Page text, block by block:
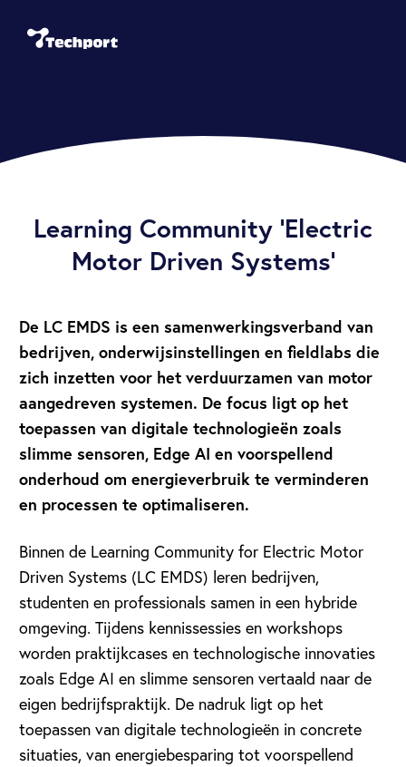
Learning Community ‘Electric
Motor Driven Systems’
De LC EMDS is een samenwerkingsverband van
bedrijven, onderwijsinstellingen en fieldlabs die
zich inzetten voor het verduurzamen van motor
aangedreven systemen. De focus ligt op het
toepassen van digitale technologieën zoals
slimme sensoren, Edge AI en voorspellend
onderhoud om energieverbruik te verminderen
en processen te optimaliseren.
Binnen de Learning Community for Electric Motor
Driven Systems (LC EMDS) leren bedrijven,
studenten en professionals samen in een hybride
omgeving. Tijdens kennissessies en workshops
worden praktijkcases en technologische innovaties
zoals Edge AI en slimme sensoren vertaald naar de
eigen bedrijfspraktijk. De nadruk ligt op het
toepassen van digitale technologieën in concrete
situaties, van energiebesparing tot voorspellend